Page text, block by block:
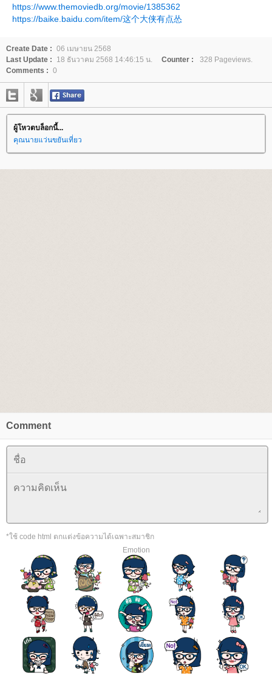
https://www.themoviedb.org/movie/1385362
https://baike.baidu.com/item/这个大侠有点怂
Create Date : 06 เมษายน 2568
Last Update :
18 ธันวาคม 2568 14:46:15 น. Counter :
328 Pageviews.
Comments : 0
ผู้โหวตบล็อกนี้...
คุณนายแว่นขยันเที่ยว
Comment
*ใช้ code html ตกแต่งข้อความได้เฉพาะสมาชิก
Emotion